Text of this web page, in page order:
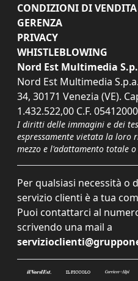
CONDIZIONI DI VENDITA
GERENZA
PRIVACY
WHISTLEBLOWING
Nord Est Multimedia
Nord Est Multimedia
34, 30171 Venezia (VE).
1.432.522,00 C.F.
I diritti delle immagini e dei
espressamente vietata la loro
mezzo e l'adattamento totale
Per qualsiasi necessità o
servizio clienti è a tua
Puoi contattarci al
scrivendo una mail a